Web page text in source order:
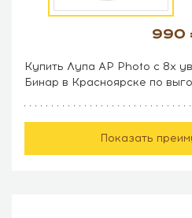
990
Купить Лупа AP Photo c 8x
Бинар в Красноярске по
Показать